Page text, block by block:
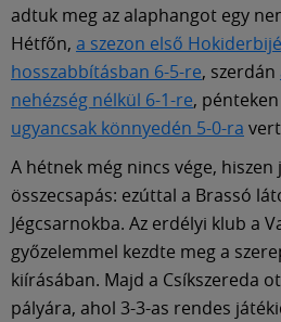
adtuk meg az alaphangot egy
Hétfőn, a szezon első
hosszabbításban 6-5-re, szerdán
nehézség nélkül 6-1-re, pénteken
ugyancsak könnyedén 5-0-ra
A hétnek még nincs vége, hiszen
összecsapás: ezúttal a Brassó
Jégcsarnokba. Az erdélyi klub a
győzelemmel kezdte meg a
kiírásában. Majd a Csíkszereda
pályára, ahol 3-3-as rendes